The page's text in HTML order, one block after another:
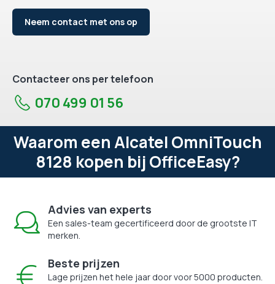
Neem contact met ons op
Contacteer ons per telefoon
070 499 01 56
Waarom een Alcatel OmniTouch
8128 kopen bij OfficeEasy?
Advies van experts
Een sales-team gecertificeerd door de grootste IT
merken.
Beste prijzen
Lage prijzen het hele jaar door voor 5000 producten.